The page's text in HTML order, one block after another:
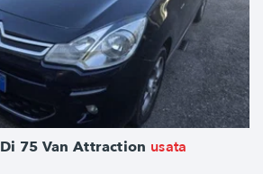
75 Van Attraction usata